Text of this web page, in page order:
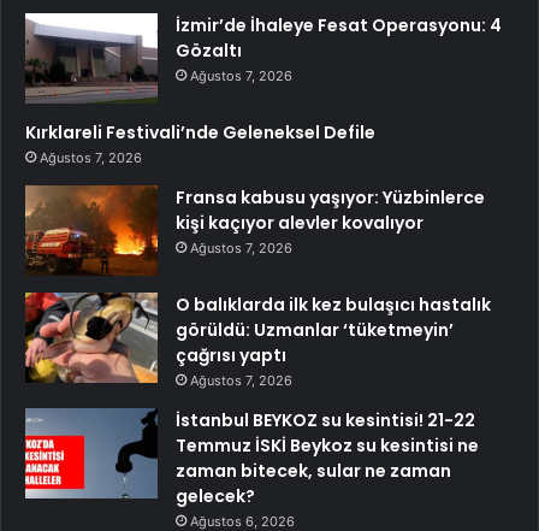
İzmir’de İhaleye Fesat Operasyonu: 4
Gözaltı
Ağustos 7, 2026
Kırklareli Festivali’nde Geleneksel Defile
Ağustos 7, 2026
Fransa kabusu yaşıyor: Yüzbinlerce
kişi kaçıyor alevler kovalıyor
Ağustos 7, 2026
O balıklarda ilk kez bulaşıcı hastalık
görüldü: Uzmanlar ‘tüketmeyin’
çağrısı yaptı
Ağustos 7, 2026
İstanbul BEYKOZ su kesintisi! 21-22
Temmuz İSKİ Beykoz su kesintisi ne
zaman bitecek, sular ne zaman
gelecek?
Ağustos 6, 2026